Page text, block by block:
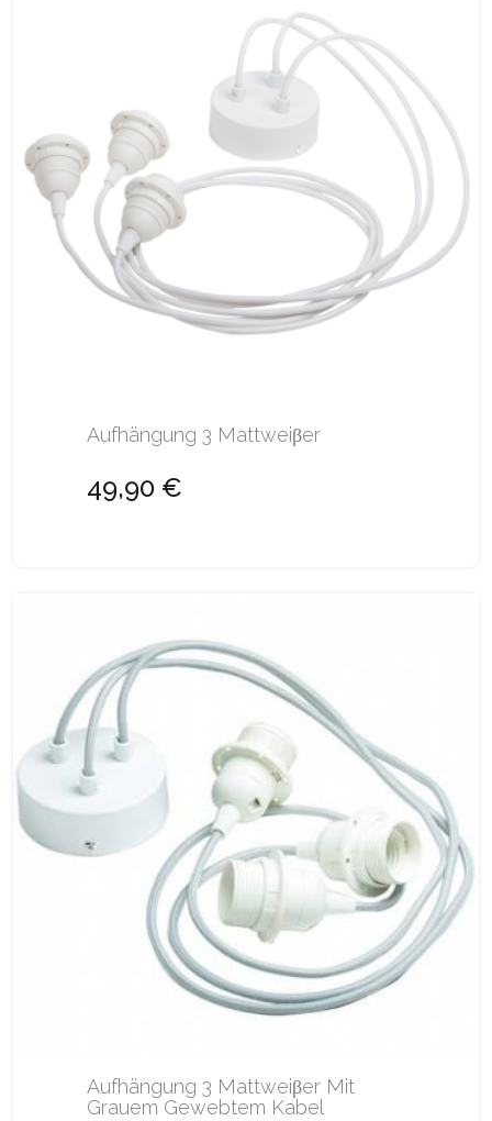
Aufhängung 3 Mattweiβer
49,90 €
Aufhängung 3 Mattweiβer Mit
Grauem Gewebtem Kabel